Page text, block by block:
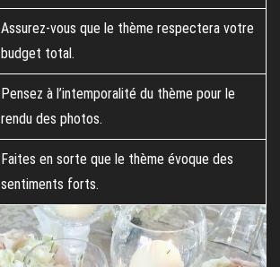
Assurez-vous que le thème respectera votre
budget total.
Pensez à l’intemporalité du thème pour le
rendu des photos.
Faites en sorte que le thème évoque des
sentiments forts.